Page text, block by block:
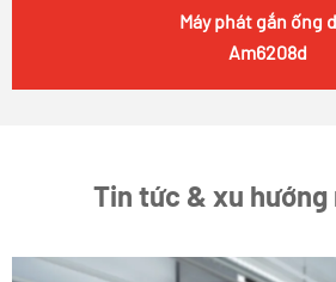
Máy phát gắn ống
Am6208d
Tin tức & xu